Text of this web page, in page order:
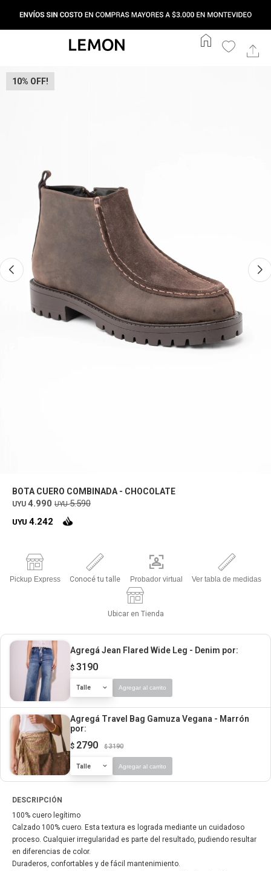
home
10
BOTA CUERO COMBINADA - CHOCOLATE
UYU 4.990 UYU 5.590
UYU 4.242
Pickup Express Conocé tu talle Probador virtual Ver tabla de medidas
Ubicar en Tienda
Agregá Jean Flared Wide Leg - Denim por:
$ 3190
Talle Agregar al carrito
Agregá Travel Bag Gamuza Vegana - Marrón
por:
$ 2790 $ 3190
Talle Agregar al carrito
DESCRIPCIÓN
100% cuero legítimo
Calzado 100% cuero. Esta textura es lograda mediante un cuidadoso
proceso. Cualquier irregularidad es parte del resultado, pudiendo resultar
en diferencias de color.
Duraderos, confortables y de fácil mantenimiento.